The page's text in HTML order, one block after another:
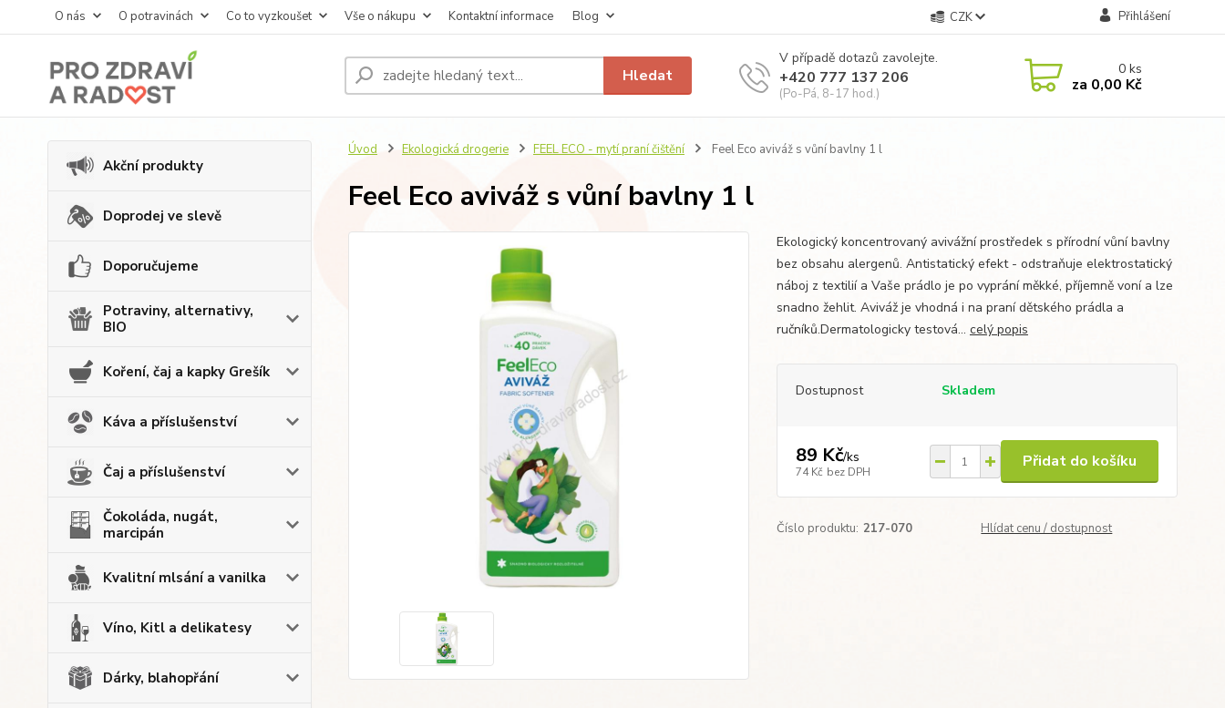
O nás O potravinách Co to vyzkoušet Vše o nákupu Kontaktní informace Blog CZK Přihlášení
Hledat
V případě dotazů zavolejte.
+420 777 137 206
(Po-Pá, 8-17 hod.)
0ks
za 0,00 Kč
Akční produkty
Doprodej ve slevě
Doporučujeme
Potraviny, alternativy,
BIO
Koření, čaj a kapky Grešík
Káva a příslušenství
Čaj a příslušenství
Čokoláda, nugát,
marcipán
Kvalitní mlsání a vanilka
Víno, Kitl a delikatesy
Dárky, blahopřání
Úvod Ekologická drogerie FEEL ECO - mytí praní čištění Feel Eco aviváž s vůní bavlny 1 l
Feel Eco aviváž s vůní bavlny 1 l
Ekologický koncentrovaný avivážní prostředek s přírodní vůní bavlny
bez obsahu alergenů. Antistatický efekt - odstraňuje elektrostatický
náboj z textilií a Vaše prádlo je po vyprání měkké, příjemně voní a lze
snadno žehlit. Aviváž je vhodná i na praní dětského prádla a
ručníků.Dermatologicky testová... celý popis
Dostupnost Skladem
89 Kč/ks
74 Kč bez DPH
Přidat do košíku
Číslo produktu: 217-070 Hlídat cenu / dostupnost